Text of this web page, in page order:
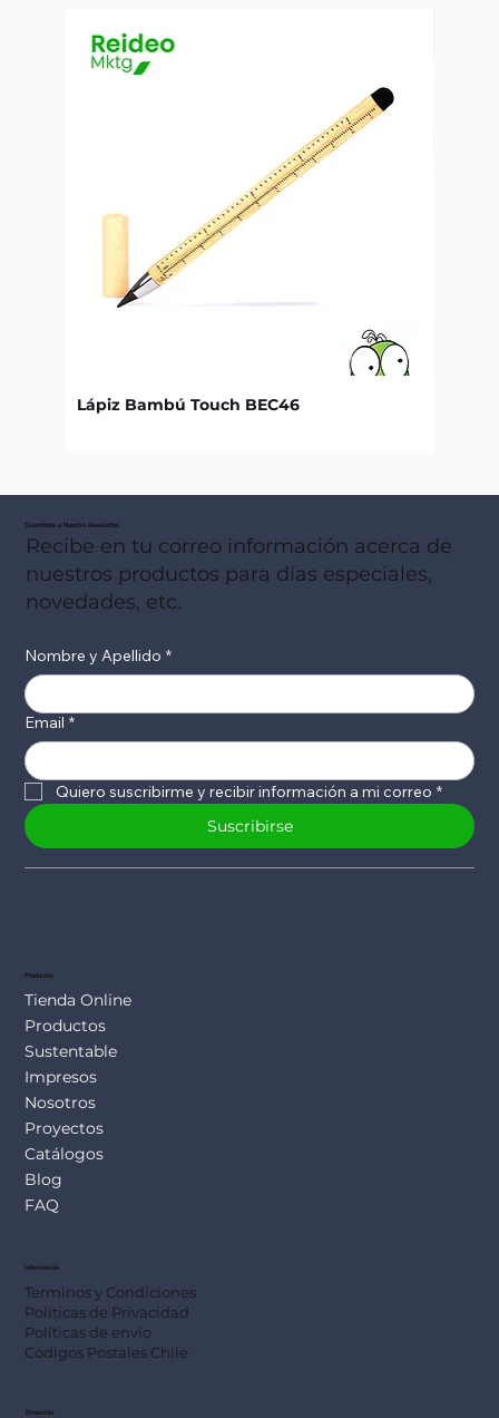
Lápiz Bambú Touch BEC46
Suscribete a Nuestro Newsletter
Recibe en tu correo información acerca de
nuestros productos para días especiales,
novedades, etc.
Nombre y Apellido *
Email *
Quiero suscribirme y recibir información a mi correo *
Suscribirse
Productos
Tienda Online
Productos
Sustentable
Impresos
Nosotros
Proyectos
Catálogos
Blog
FAQ
Información
Terminos y Condiciones
Políticas de Privacidad
Políticas de envío
Códigos Postales Chile
Dirección